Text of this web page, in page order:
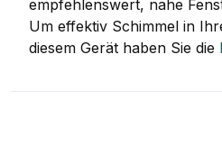
empfehlenswert, nahe
Um effektiv Schimmel in
diesem Gerät haben Sie die